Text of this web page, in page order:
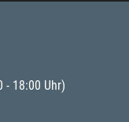
- 18:00 Uhr)